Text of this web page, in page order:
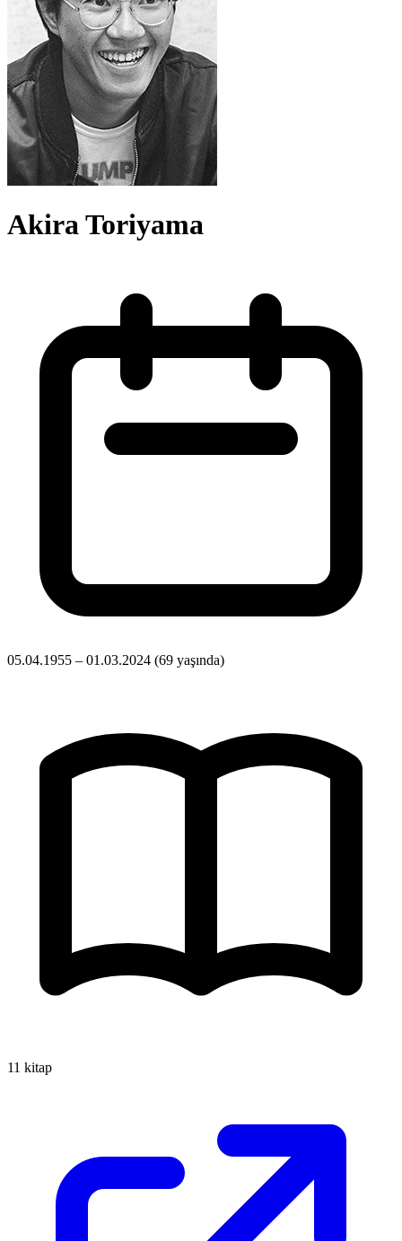
Akira Toriyama
05.04.1955 – 01.03.2024 (69 yaşında)
11 kitap